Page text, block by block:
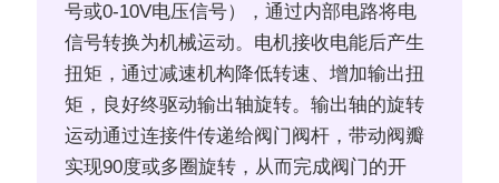
号或0-10V电压信号），通过内部电路将电
信号转换为机械运动。电机接收电能后产生
扭矩，通过减速机构降低转速、增加输出扭
矩，良好终驱动输出轴旋转。输出轴的旋转
运动通过连接件传递给阀门阀杆，带动阀瓣
实现90度或多圈旋转，从而完成阀门的开